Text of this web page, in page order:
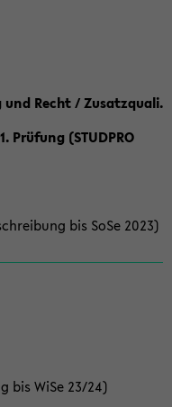
Recht / Zusatzquali.
Prüfung (STUDPRO
bis SoSe 2023)
bis WiSe 23/24)